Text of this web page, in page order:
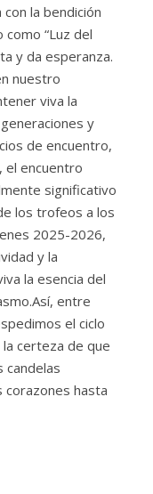
la bendición
“Luz del
y da esperanza.
nuestro
viva la
y
de encuentro,
el encuentro
significativo
los trofeos a los
2025-2026,
y la
la esencia del
entre
el ciclo
la certeza de que
candelas
corazones hasta